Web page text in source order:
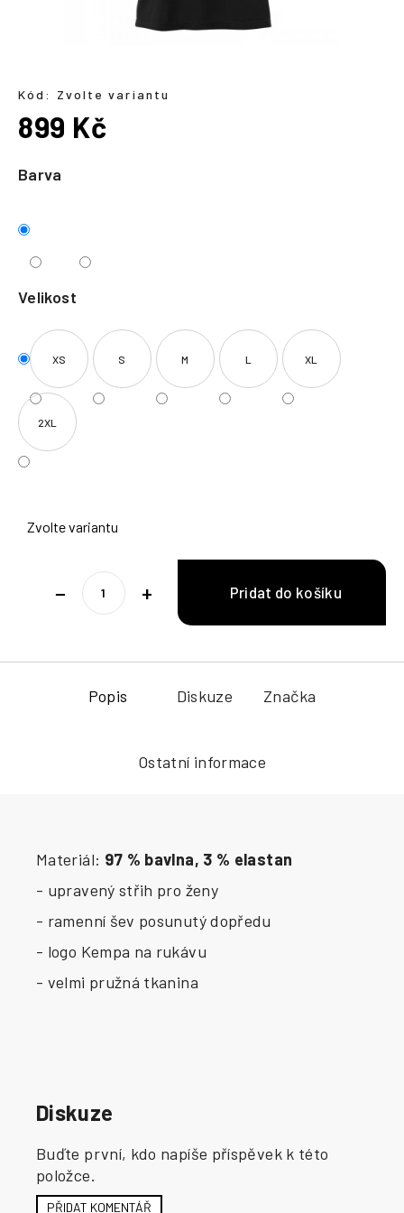
Barva
Velikost
XS S M L XL
2XL
Zvolte variantu
+
−
Kód: Zvolte variantu
899 Kč
cena:
Popis Diskuze Značka
Ostatní informace
Materiál: 97 % bavlna, 3 % elastan
- upravený střih pro ženy
- ramenní šev posunutý dopředu
- logo Kempa na rukávu
- velmi pružná tkanina
Diskuze
Buďte první, kdo napíše příspěvek k této
položce.
PŘIDAT KOMENTÁŘ
t
?